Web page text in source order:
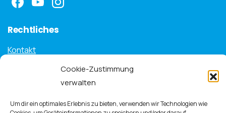
Cookie-Zustimmung
verwalten
Um dir ein optimales Erlebnis zu bieten, verwenden wir Technologien wie
Rechtliches
Kontakt